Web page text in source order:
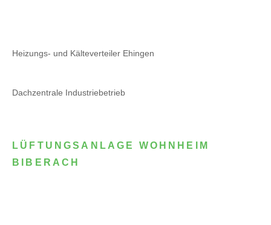
Heizungs- und Kälteverteiler Ehingen
Dachzentrale Industriebetrieb
LÜFTUNGSANLAGE WOHNHEIM
BIBERACH